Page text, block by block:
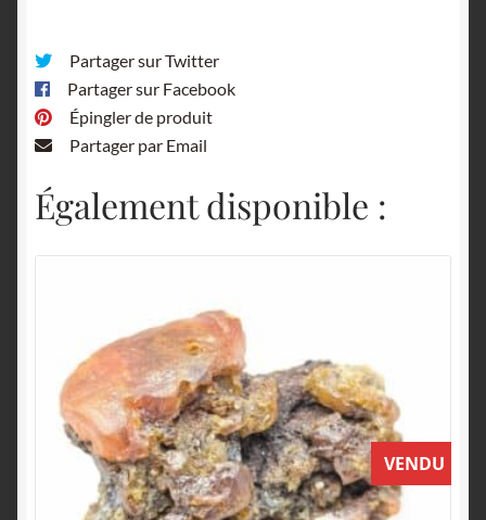
Partager sur Twitter
Partager sur Facebook
Épingler de produit
Partager par Email
Également disponible :
VENDU